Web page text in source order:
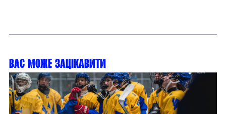
Вас може зацікавити